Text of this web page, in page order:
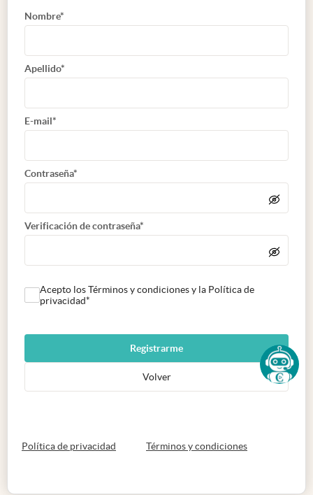
Nombre*
Apellido*
E-mail*
Contraseña*
Verificación de contraseña*
Acepto los Términos y condiciones y la Política de
privacidad*
Registrarme
Volver
Política de privacidad abre en nueva pestaña
Términos y condicionesabre en nueva